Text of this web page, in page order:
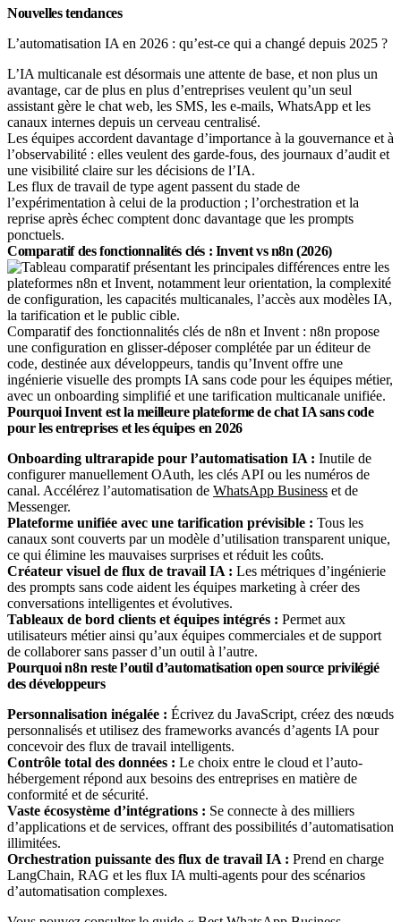
Nouvelles tendances
L’automatisation IA en 2026 : qu’est-ce qui a changé depuis 2025 ?
L’IA multicanale est désormais une attente de base, et non plus un
avantage, car de plus en plus d’entreprises veulent qu’un seul
assistant gère le chat web, les SMS, les e-mails, WhatsApp et les
canaux internes depuis un cerveau centralisé.
Les équipes accordent davantage d’importance à la gouvernance et à
l’observabilité : elles veulent des garde-fous, des journaux d’audit et
une visibilité claire sur les décisions de l’IA.
Les flux de travail de type agent passent du stade de
l’expérimentation à celui de la production ; l’orchestration et la
reprise après échec comptent donc davantage que les prompts
ponctuels.
Comparatif des fonctionnalités clés : Invent vs n8n (2026)
Comparatif des fonctionnalités clés de n8n et Invent : n8n propose
une configuration en glisser-déposer complétée par un éditeur de
code, destinée aux développeurs, tandis qu’Invent offre une
ingénierie visuelle des prompts IA sans code pour les équipes métier,
avec un onboarding simplifié et une tarification multicanale unifiée.
Pourquoi Invent est la meilleure plateforme de chat IA sans code
pour les entreprises et les équipes en 2026
Onboarding ultrarapide pour l’automatisation IA : Inutile de
configurer manuellement OAuth, les clés API ou les numéros de
canal. Accélérez l’automatisation de WhatsApp Business et de
Messenger.
Plateforme unifiée avec une tarification prévisible : Tous les
canaux sont couverts par un modèle d’utilisation transparent unique,
ce qui élimine les mauvaises surprises et réduit les coûts.
Créateur visuel de flux de travail IA : Les métriques d’ingénierie
des prompts sans code aident les équipes marketing à créer des
conversations intelligentes et évolutives.
Tableaux de bord clients et équipes intégrés : Permet aux
utilisateurs métier ainsi qu’aux équipes commerciales et de support
de collaborer sans passer d’un outil à l’autre.
Pourquoi n8n reste l’outil d’automatisation open source privilégié
des développeurs
Personnalisation inégalée : Écrivez du JavaScript, créez des nœuds
personnalisés et utilisez des frameworks avancés d’agents IA pour
concevoir des flux de travail intelligents.
Contrôle total des données : Le choix entre le cloud et l’auto-
hébergement répond aux besoins des entreprises en matière de
conformité et de sécurité.
Vaste écosystème d’intégrations : Se connecte à des milliers
d’applications et de services, offrant des possibilités d’automatisation
illimitées.
Orchestration puissante des flux de travail IA : Prend en charge
LangChain, RAG et les flux IA multi-agents pour des scénarios
d’automatisation complexes.